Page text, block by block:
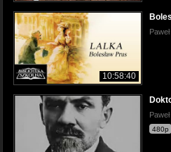
10:58:40
480p